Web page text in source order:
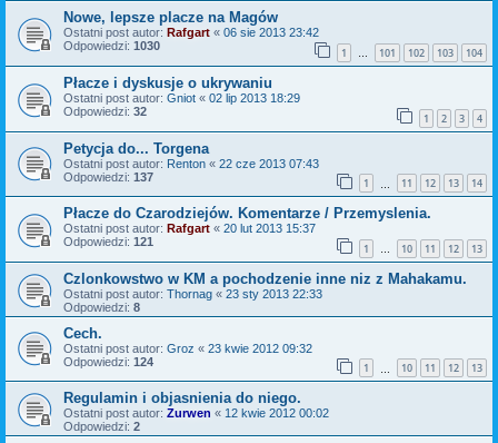
Nowe, lepsze placze na Magów
Ostatni post autor: Rafgart « 06 sie 2013 23:42
Odpowiedzi: 1030 1 … 101 102 103 104
Płacze i dyskusje o ukrywaniu
Ostatni post autor: Gniot « 02 lip 2013 18:29
Odpowiedzi: 32 1 2 3 4
Petycja do... Torgena
Ostatni post autor: Renton « 22 cze 2013 07:43
Odpowiedzi: 137 1 11 12 13 14
Płacze do Czarodziejów. Komentarze / Przemyslenia.
Ostatni post autor: Rafgart « 20 lut 2013 15:37
Odpowiedzi: 121 1 … 10 11 12 13
Czlonkowstwo w KM a pochodzenie inne niz z Mahakamu.
Ostatni post autor: Thornag « 23 sty 2013 22:33
Odpowiedzi: 8
Cech.
Ostatni post autor: Groz « 23 kwie 2012 09:32
Odpowiedzi: 124 1 10 11 12 13
Regulamin i objasnienia do niego.
Ostatni post autor: Zurwen « 12 kwie 2012 00:02
Odpowiedzi: 2